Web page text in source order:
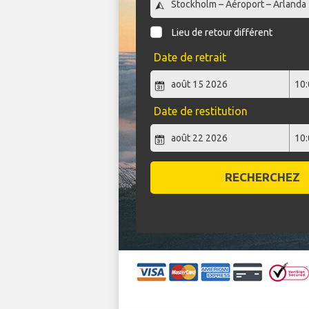
Lieu de retour différent
Date de retrait
Date de restitution
RECHERCHEZ